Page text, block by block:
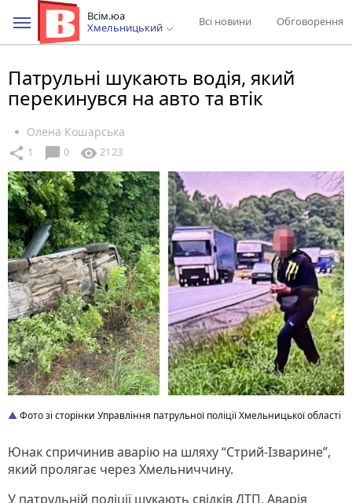
Всім.юа
Хмельницький
Всі новини Обговорення
Патрульні шукають водія, який
перекинувся на авто та втік
Олена Кошарська
share 1 chat_bubble 0 visibility 2123
Фото зі сторінки Управління патрульної поліції Хмельницької області
Юнак спричинив аварію на шляху “Стрий-Ізварине”,
який пролягає через Хмельниччину.
У патрульній поліції шукають свідків ДТП. Аварія